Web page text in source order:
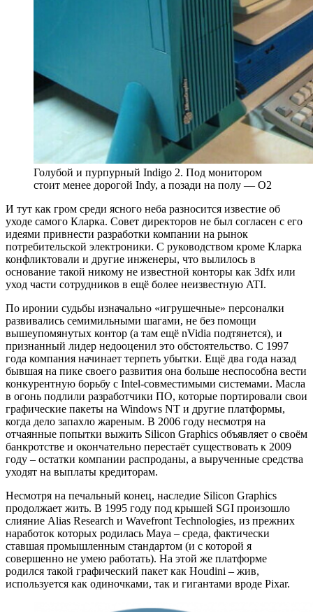
Голубой и пурпурный Indigo 2. Под монитором
стоит менее дорогой Indy, а позади на полу — O2
И тут как гром среди ясного неба разносится известие об
уходе самого Кларка. Совет директоров не был согласен с его
идеями привнести разработки компании на рынок
потребительской электроники. С руководством кроме Кларка
конфликтовали и другие инженеры, что вылилось в
основание такой никому не известной конторы как 3dfx или
уход части сотрудников в ещё более неизвестную ATI.
По иронии судьбы изначально «игрушечные» персоналки
развивались семимильными шагами, не без помощи
вышеупомянутых контор (а там ещё nVidia подтянется), и
признанный лидер недооценил это обстоятельство. С 1997
года компания начинает терпеть убытки. Ещё два года назад
бывшая на пике своего развития она больше неспособна вести
конкурентную борьбу с Intel-совместимыми системами. Масла
в огонь подлили разработчики ПО, которые портировали свои
графические пакеты на Windows NT и другие платформы,
когда дело запахло жареным. В 2006 году несмотря на
отчаянные попытки выжить Silicon Graphics объявляет о своём
банкротстве и окончательно перестаёт существовать к 2009
году – остатки компании распроданы, а вырученные средства
уходят на выплаты кредиторам.
Несмотря на печальный конец, наследие Silicon Graphics
продолжает жить. В 1995 году под крышей SGI произошло
слияние Alias Research и Wavefront Technologies, из прежних
наработок которых родилась Maya – среда, фактически
ставшая промышленным стандартом (и с которой я
совершенно не умею работать). На этой же платформе
родился такой графический пакет как Houdini – жив,
используется как одиночками, так и гигантами вроде Pixar.